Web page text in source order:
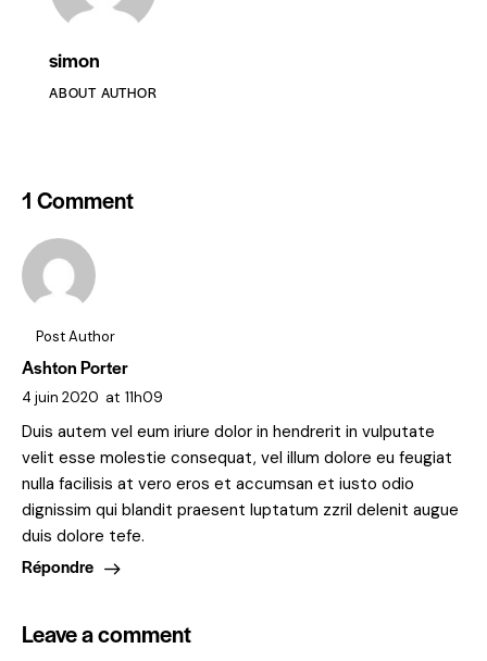
simon
ABOUT AUTHOR
1 Comment
Post Author
Ashton Porter
4 juin 2020 at 11h09
Duis autem vel eum iriure dolor in hendrerit in vulputate
velit esse molestie consequat, vel illum dolore eu feugiat
nulla facilisis at vero eros et accumsan et iusto odio
dignissim qui blandit praesent luptatum zzril delenit augue
duis dolore tefe.
Répondre
Leave a comment